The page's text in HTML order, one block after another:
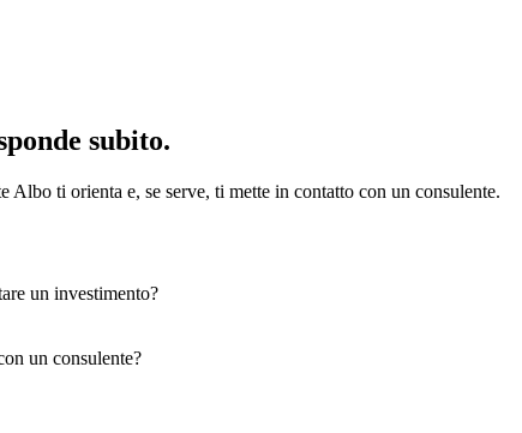
subito.
ti orienta e, se serve, ti mette in contatto con un consulente.
un investimento?
un consulente?